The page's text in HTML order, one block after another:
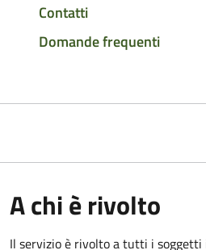
Contatti
Domande frequenti
A chi è rivolto
Il servizio è rivolto a tutti i soggetti